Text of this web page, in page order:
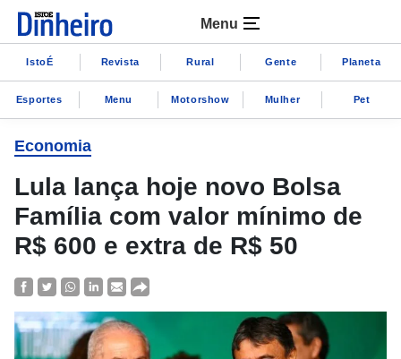
Menu
IstoÉ Revista Rural Gente Planeta
Esportes Menu Motorshow Mulher Pet
Economia
Lula lança hoje novo Bolsa
Família com valor mínimo de
R$ 600 e extra de R$ 50